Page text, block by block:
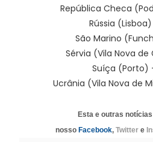
República Checa
Rússia
São Marino
Sérvia (Vila Nova de
Suíça (Porto)
Ucrânia (Vila Nova de
Esta e outras
nosso Facebook, Twitter e